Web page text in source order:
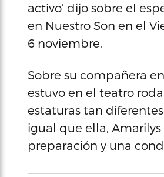
activo’ dijo sobre el
en Nuestro Son en el
6 noviembre.
Sobre su compañera
estuvo en el teatro
estaturas tan
igual que ella,
preparación y una